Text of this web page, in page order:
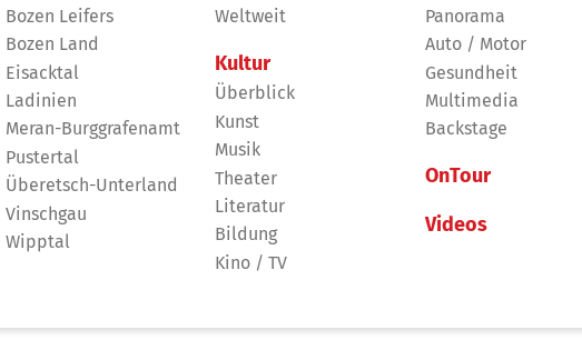
Bozen Leifers
Bozen Land
Eisacktal
Ladinien
Meran-Burggrafenamt
Pustertal
Überetsch-Unterland
Vinschgau
Wipptal
Weltweit
Kultur
Überblick
Kunst
Musik
Theater
Literatur
Bildung
Kino / TV
Panorama
Auto / Motor
Gesundheit
Multimedia
Backstage
OnTour
Videos